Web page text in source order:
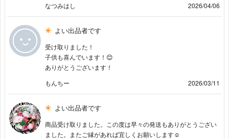
なつみはし
2026/04/06
よい出品者です
受け取りました！
子供も喜んでいます！😊
ありがとうございます！
もんちー
2026/03/11
よい出品者です
商品受け取りました。この度は早々の発送もありがとうござい
ました。またご縁があれば宜しくお願いします☺️